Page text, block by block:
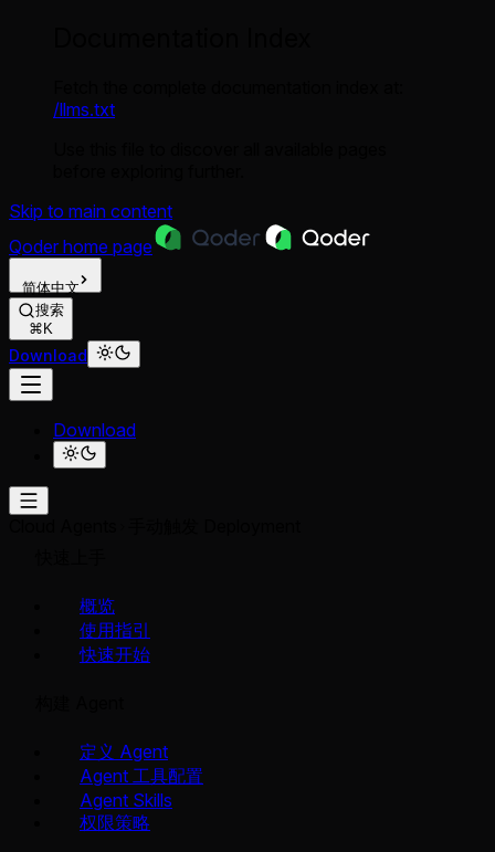
/llms.txt
Skip to main content
Qoder home page
简体中文
搜索
⌘K
Download
Download
概览
使用指引
快速开始
定义 Agent
Agent 工具配置
Agent Skills
权限策略